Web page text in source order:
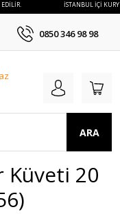
İSTANBUL İÇİ
0850 346 98 98
ARA
Küveti 20